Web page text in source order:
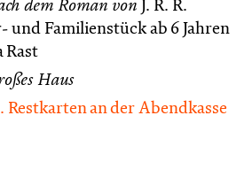
dem Roman von J. R. R.
und Familienstück ab 6 Jahren
Rast
Haus
an der Abendkasse